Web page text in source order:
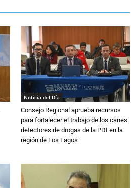
Noticia del Día
Consejo Regional aprueba recursos
para fortalecer el trabajo de los canes
detectores de drogas de la PDI en la
región de Los Lagos